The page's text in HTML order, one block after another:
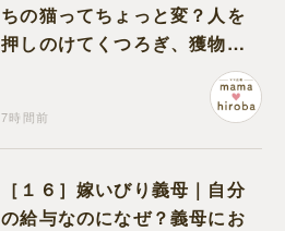
ちの猫ってちょっと変？人を
押しのけてくつろぎ、獲物に
も物怖じしない鋼のハート
7時間前
［１６］嫁いびり義母｜自分
の給与なのになぜ？義母にお